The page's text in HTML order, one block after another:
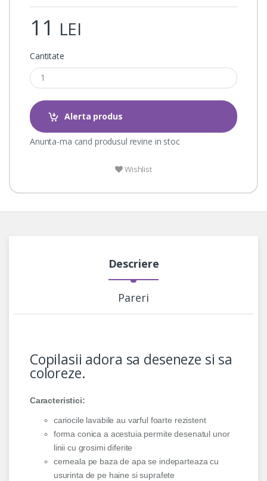
11 LEI
Cantitate
Alerta produs
Anunta-ma cand produsul revine in stoc
Wishlist
Descriere
Pareri
Copilasii adora sa deseneze si sa
coloreze.
Caracteristici:
cariocile lavabile au varful foarte rezistent
forma conica a acestuia permite desenatul unor
linii cu grosimi diferite
cerneala pe baza de apa se indeparteaza cu
usurinta de pe haine si suprafete